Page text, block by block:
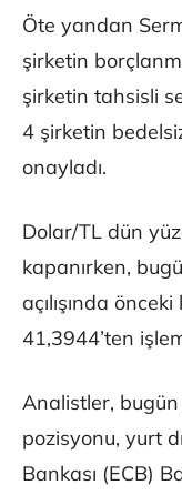
Öte yandan
şirketin
şirketin tahsisli
4 şirketin
onayladı.
Dolar/TL dün
kapanırken,
açılışında
41,3944’ten
Analistler, bugün
pozisyonu, yurt
Bankası (ECB)